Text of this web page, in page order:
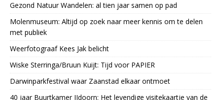
Gezond Natuur Wandelen: al tien jaar samen op pad
Molenmuseum: Altijd op zoek naar meer kennis om te delen
met publiek
Weerfotograaf Kees Jak belicht
Wiske Sterringa/Bruun Kuijt: Tijd voor PAPIER
Darwinparkfestival waar Zaanstad elkaar ontmoet
40 jaar Buurtkamer IJdoorn: Het levendige visitekaartje van de